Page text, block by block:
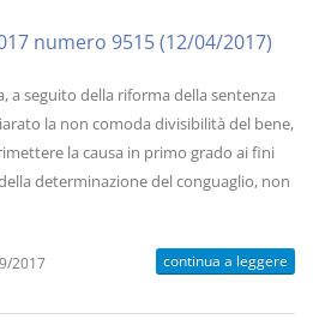
numero 9515 (12/04/2017)
a seguito della riforma della sentenza
la non comoda divisibilità del bene,
la causa in primo grado ai fini
determinazione del conguaglio, non
2017 continua a leggere